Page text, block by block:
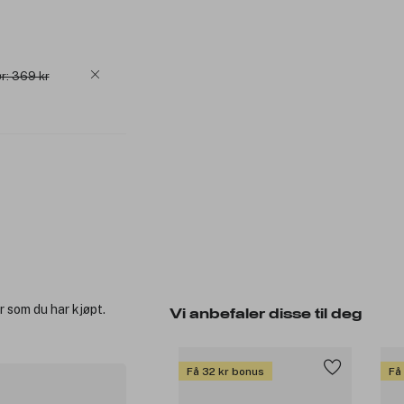
369 kr
Vi anbefaler disse til deg
Få 32 kr bonus Få
du har kjøpt.